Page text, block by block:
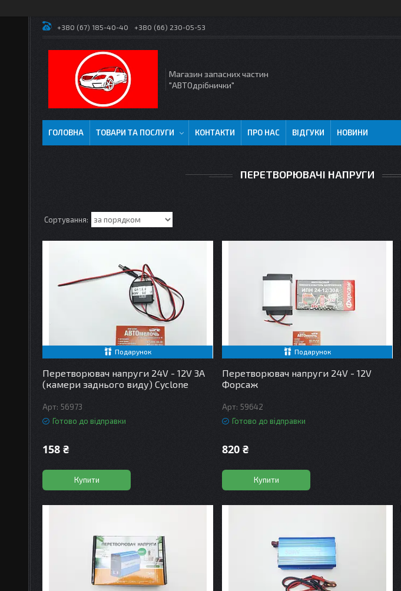
+380 (67) 185-40-40 +380 (66) 230-05-53
Магазин запасних частин
"АВТОдрібнички"
ГОЛОВНА ТОВАРИ ТА ПОСЛУГИ КОНТАКТИ ПРО НАС ВІДГУКИ НОВИНИ
ПЕРЕТВОРЮВАЧІ НАПРУГИ
Подарунок
Перетворювач напруги 24V - 12V 3A
(камери заднього виду) Cyclone
56973
Готово до відправки
158 ₴
Купити
Подарунок
Перетворювач напруги 24V - 12V
Форсаж
59642
Готово до відправки
820 ₴
Купити